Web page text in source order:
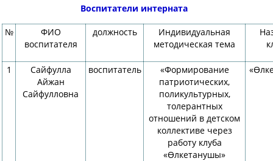
Воспитатели интерната
№
ФИО
воспитателя
должность
Индивидуальная
методическая тема
1
Сайфулла
Айжан
Сайфулловна
воспитатель
«Формирование
патриотических,
поликультурных,
толерантных
отношений в детском
коллективе через
работу клуба
«Өлкетанушы»